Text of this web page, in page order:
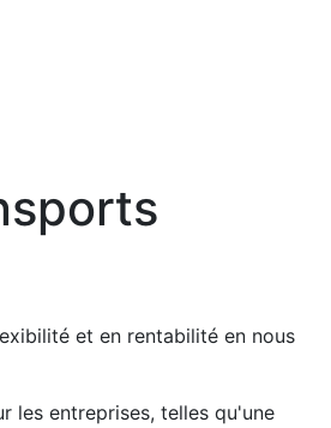
et en rentabilité en nous
les entreprises, telles qu'une